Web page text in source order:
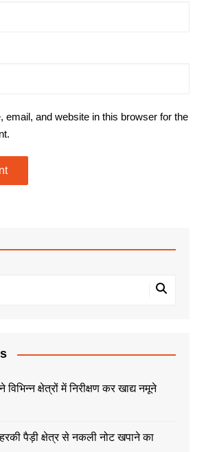
email, and website in this browser for the
विभिन्न क्षेत्रों में निरीक्षण कर खाद्य नमूने
पैड़ी क्षेत्र से नकली नोट खपाने का